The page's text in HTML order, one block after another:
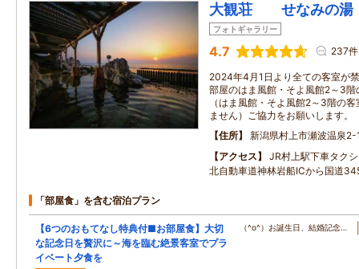
大観荘 せなみの湯
フォトギャラリー
4.7 237件
2024年4月1日より全ての客室が
部屋のはま風館・そよ風館2～3
（はま風館・そよ風館2～3階の
ません）ご協力をお願いします。
住所
新潟県村上市瀬波温泉
アクセス
JR村上駅下車タク
北自動車道神林岩船ICから国道
「部屋食」を含む宿泊プラン
【6つのおもてなし特典付■お部屋食】大切
な記念日を贅沢に～海を臨む絶景客室でプラ
イベート夕食を
（^o^）お誕生日、結婚記念…